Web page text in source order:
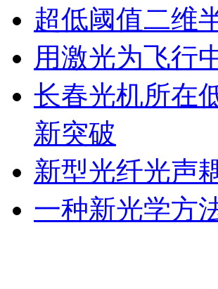
超低阈值二维
用激光为飞行
长春光机所在
新突破
新型光纤光声
一种新光学方